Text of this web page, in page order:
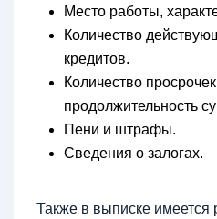
Место работы,
Количество
кредитов.
Количество
продолжительность
Пени и штрафы.
Сведения о залогах.
Также в выписке имеется